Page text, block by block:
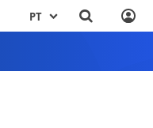
PT